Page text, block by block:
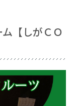
【しがＣＯ